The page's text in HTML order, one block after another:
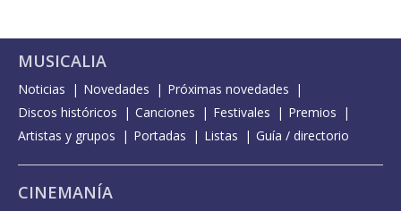
MUSICALIA
Noticias Novedades
Próximas novedades
Discos históricos
Canciones Festivales
Premios
Artistas y grupos
Portadas Listas Guía / directorio
CINEMANÍA